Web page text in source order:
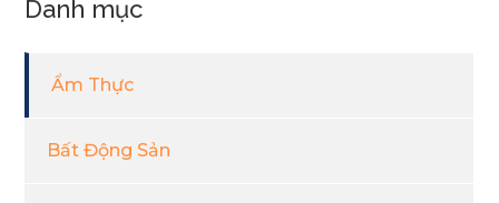
Danh mục
Ẩm Thực
Bất Động Sản